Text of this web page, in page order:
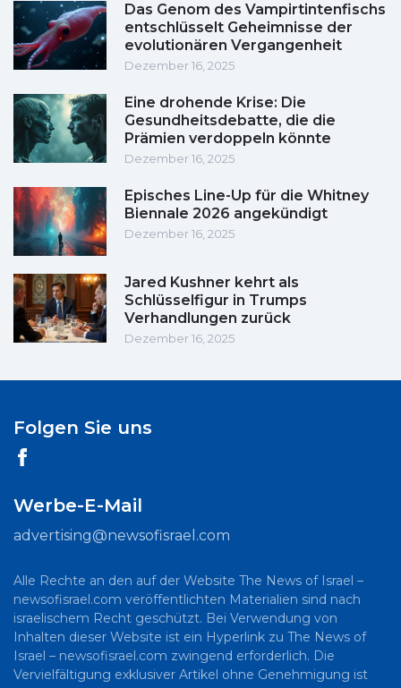
Das Genom des Vampirtintenfischs
entschlüsselt Geheimnisse der
evolutionären Vergangenheit
Dezember 16, 2025
Eine drohende Krise: Die
Gesundheitsdebatte, die die
Prämien verdoppeln könnte
Dezember 16, 2025
Episches Line-Up für die Whitney
Biennale 2026 angekündigt
Dezember 16, 2025
Jared Kushner kehrt als
Schlüsselfigur in Trumps
Verhandlungen zurück
Dezember 16, 2025
Folgen Sie uns
Werbe-E-Mail
advertising@newsofisrael.com
Alle Rechte an den auf der Website The News of Israel –
newsofisrael.com veröffentlichten Materialien sind nach
israelischem Recht geschützt. Bei Verwendung von
Inhalten dieser Website ist ein Hyperlink zu The News of
Israel – newsofisrael.com zwingend erforderlich. Die
Vervielfältigung exklusiver Artikel ohne Genehmigung ist